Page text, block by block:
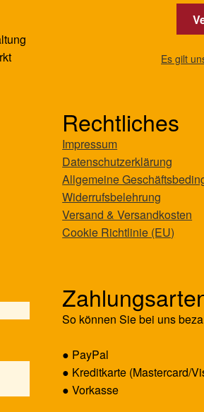
Es gilt
Rechtliches
Impressum
Datenschutzerklärung
Allgemeine
Widerrufsbelehrung
Versand & Versandkosten
Cookie Richtlinie (EU)
So können Sie bei uns
● PayPal
● Kreditkarte (Mastercard/
● Vorkasse